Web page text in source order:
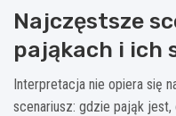
Najczęstsze
pająkach i ich
Interpretacja nie opiera się
scenariusz: gdzie pająk jest,